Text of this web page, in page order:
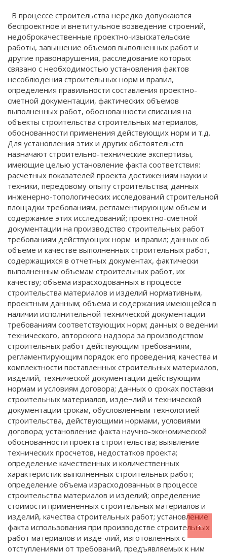
В процессе строительства нередко допускаются
беспроектное и внетитульное возведение строений,
недоброкачественные проектно-изыскательские
работы, завышение объемов выполненных работ и
другие правонарушения, расследование которых
связано с необходимостью установления фактов
несоблюдения строительных норм и правил,
определения правильности составления проектно-
сметной документации, фактических объемов
выполненных работ, обоснованности списания на
объекты строительства строительных материалов,
обоснованности применения действующих норм и т.д.
Для установления этих и других обстоятельств
назначают строительно-технические экспертизы,
имеющие целью установление факта соответствия:
расчетных показателей проекта достижениям науки и
техники, передовому опыту строительства; данных
инженерно-топологических исследований строительной
площадки требованиям, регламентирующим объем и
содержание этих исследований; проектно-сметной
документации на производство строительных работ
требованиям действующих норм и правил; данных об
объеме и качестве выполненных строительных работ,
содержащихся в отчетных документах, фактически
выполненным объемам строительных работ, их
качеству; объема израсходованных в процессе
строительства материалов и изделий нормативным,
проектным данным; объема и содержания имеющейся в
наличии исполнительной технической документации
требованиям соответствующих норм; данных о ведении
технического, авторского надзора за производством
строительных работ действующим требованиям,
регламентирующим порядок его проведения; качества и
комплектности поставленных строительных материалов,
изделий, технической документации действующим
нормам и условиям договора; данных о сроках поставки
строительных материалов, изде¬лий и технической
документации срокам, обусловленным технологией
строительства, действующими нормами, условиями
договора; установление факта научно-экономической
обоснованности проекта строительства; выявление
технических просчетов, недостатков проекта;
определение качественных и количественных
характеристик выполненных строительных работ;
определение объема израсходованных в процессе
строительства материалов и изделий; определение
стоимости примененных строительных материалов и
изделий, качества строительных работ; установление
факта использования при производстве строительных
работ материалов и изде¬лий, изготовленных с
отступлениями от требований, предъявляемых к ним